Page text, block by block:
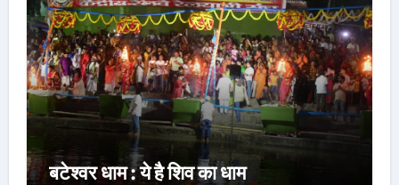
बटेश्वर धाम : ये है शिव का धाम